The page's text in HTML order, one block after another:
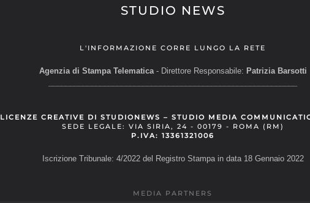
STUDIO NEWS
L'INFORMAZIONE CORRE LUNGO LA RETE
Agenzia di Stampa Telematica- Direttore Responsabile: Patrizia Barsotti
LICENZE CREATIVE DI STUDIONEWS – STUDIO MEDIA
SEDE LEGALE: VIA SIRIA, 24 - 00179 - ROMA (RM)
P.IVA: 13361321006
Iscrizione Tribunale: 4/2022 del Registro Stampa in data 18 Gennaio 2022
MEDIA PARTNERS